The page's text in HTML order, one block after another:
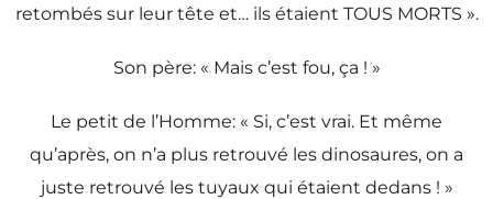
retombés sur leur tête et… ils étaient TOUS MORTS ».
Son père: « Mais c’est fou, ça ! »
Le petit de l’Homme: « Si, c’est vrai. Et même
qu’après, on n’a plus retrouvé les dinosaures, on a
juste retrouvé les tuyaux qui étaient dedans ! »